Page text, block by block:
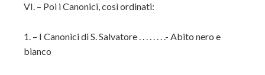
VI. – Poi i Canonici, così ordinati:
1. – I Canonici di S. Salvatore . . . . . . . .- Abito nero e
bianco